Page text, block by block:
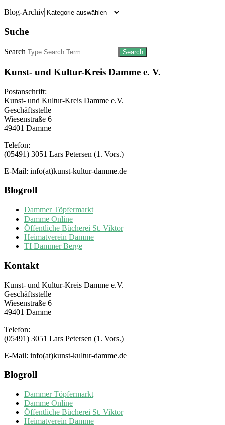
Blog-Archiv
Suche
Search
Kunst- und Kultur-Kreis Damme e. V.
Postanschrift:
Kunst- und Kultur-Kreis Damme e.V.
Geschäftsstelle
Wiesenstraße 6
49401 Damme
Telefon:
(05491) 3051 Lars Petersen (1. Vors.)
E-Mail: info(at)kunst-kultur-damme.de
Blogroll
Dammer Töpfermarkt
Damme Online
Öffentliche Bücherei St. Viktor
Heimatverein Damme
TI Dammer Berge
Kontakt
Kunst- und Kultur-Kreis Damme e.V.
Geschäftsstelle
Wiesenstraße 6
49401 Damme
Telefon:
(05491) 3051 Lars Petersen (1. Vors.)
E-Mail: info(at)kunst-kultur-damme.de
Blogroll
Dammer Töpfermarkt
Damme Online
Öffentliche Bücherei St. Viktor
Heimatverein Damme